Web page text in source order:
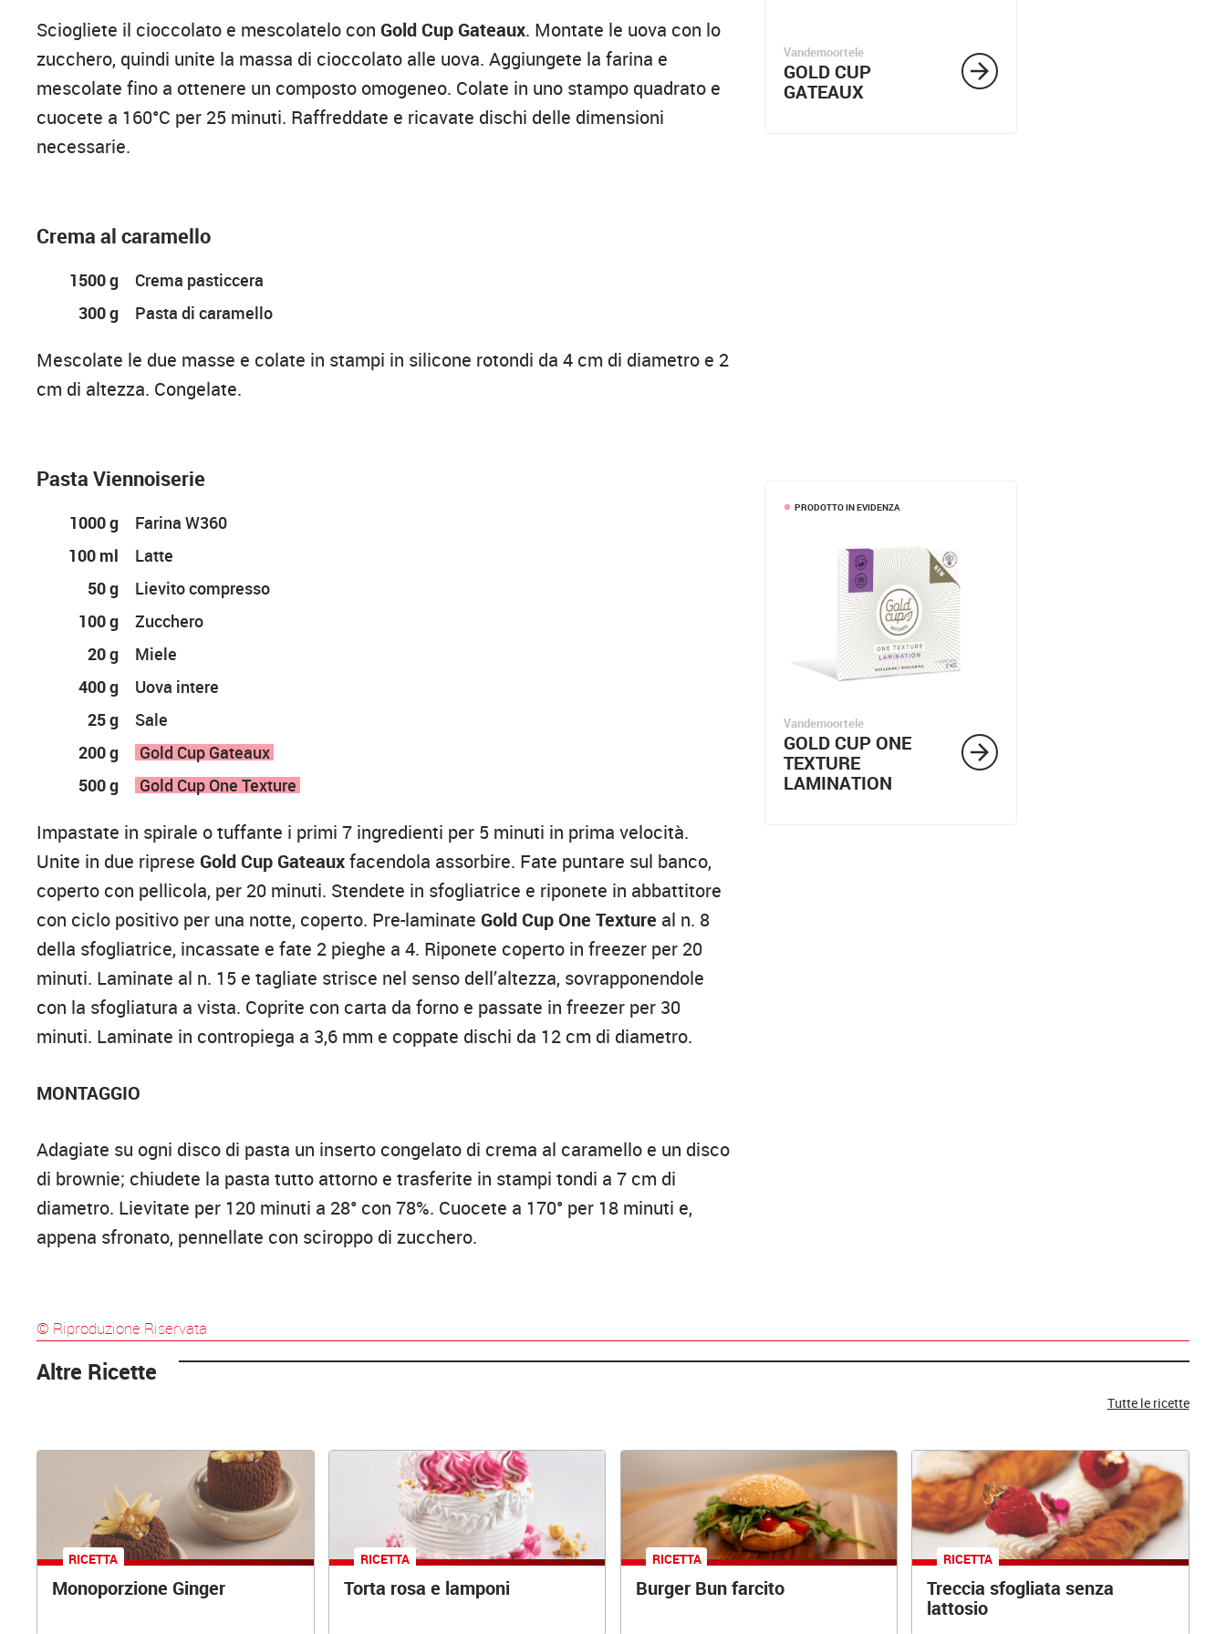
Sciogliete il cioccolato e mescolatelo con Gold Cup Gateaux. Montate le uova con lo
zucchero, quindi unite la massa di cioccolato alle uova. Aggiungete la farina e
mescolate fino a ottenere un composto omogeneo. Colate in uno stampo quadrato e
cuocete a 160°C per 25 minuti. Raffreddate e ricavate dischi delle dimensioni
necessarie.
Vandemoortele
GOLD CUP
GATEAUX
arrow_forward
Crema al caramello
1500 g
Crema pasticcera
300 g
Pasta di caramello
Mescolate le due masse e colate in stampi in silicone rotondi da 4 cm di diametro e 2
cm di altezza. Congelate.
Pasta Viennoiserie
1000 g
Farina W360
100 ml
Latte
50 g
Lievito compresso
100 g
Zucchero
20 g
Miele
400 g
Uova intere
25 g
Sale
200 g
Gold Cup Gateaux
500 g
Gold Cup One Texture
Impastate in spirale o tuffante i primi 7 ingredienti per 5 minuti in prima velocità.
Unite in due riprese Gold Cup Gateauxfacendola assorbire. Fate puntare sul banco,
coperto con pellicola, per 20 minuti. Stendete in sfogliatrice e riponete in abbattitore
con ciclo positivo per una notte, coperto. Pre-laminate Gold Cup One Texture al n. 8
della sfogliatrice, incassate e fate 2 pieghe a 4. Riponete coperto in freezer per 20
minuti. Laminate al n. 15 e tagliate strisce nel senso dell’altezza, sovrapponendole
con la sfogliatura a vista. Coprite con carta da forno e passate in freezer per 30
minuti. Laminate in contropiega a 3,6 mm e coppate dischi da 12 cm di diametro.
MONTAGGIO
Adagiate su ogni disco di pasta un inserto congelato di crema al caramello e un disco
di brownie; chiudete la pasta tutto attorno e trasferite in stampi tondi a 7 cm di
diametro. Lievitate per 120 minuti a 28° con 78%. Cuocete a 170° per 18 minuti e,
appena sfronato, pennellate con sciroppo di zucchero.
lens PRODOTTO IN EVIDENZA
Vandemoortele
GOLD CUP ONE
TEXTURE
LAMINATION
arrow_forward
© Riproduzione Riservata
Altre Ricette
Tutte le ricette
RICETTA
Monoporzione Ginger
RICETTA
Torta rosa e lamponi
RICETTA
Burger Bun farcito
RICETTA
Treccia sfogliata senza
lattosio